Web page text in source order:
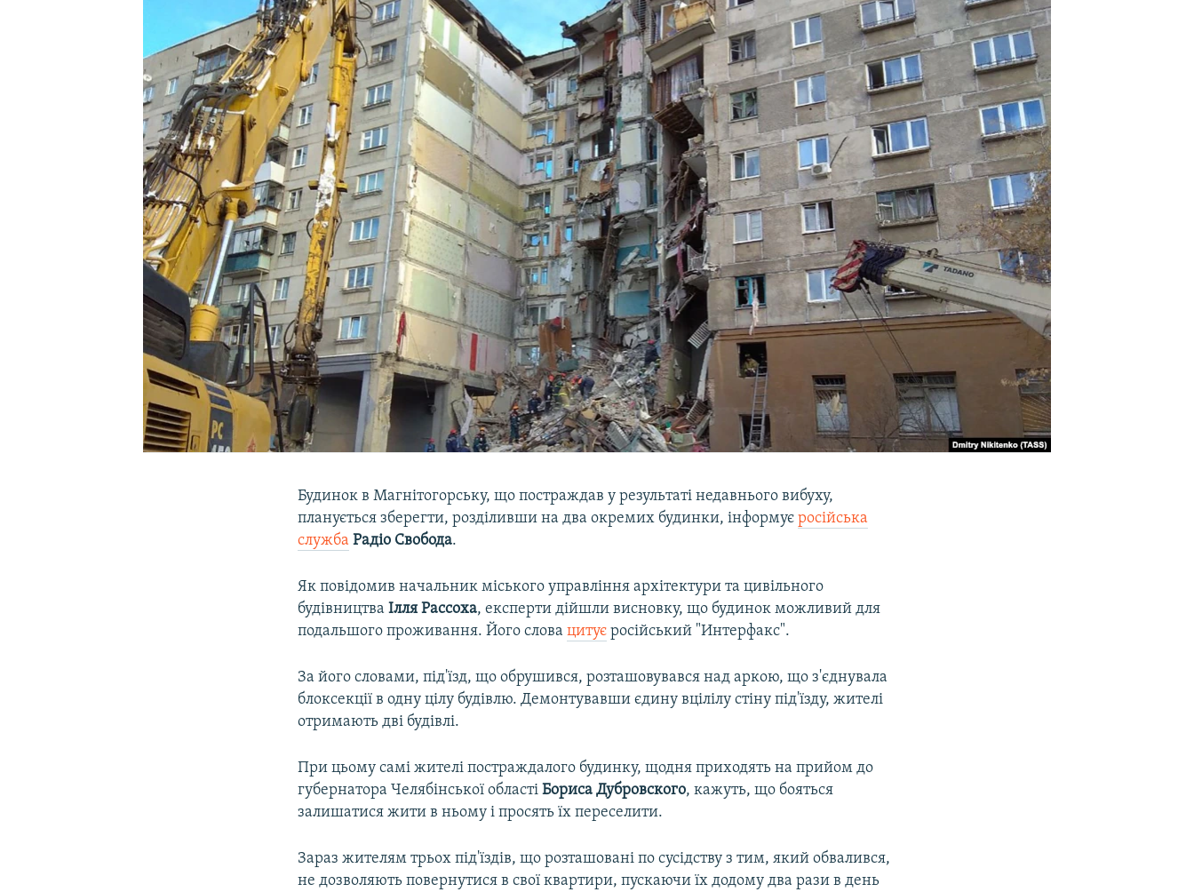
УКРАЇНСЬКА ПРОБЛЕМА КРИМУ
Будинок в Магнітогорську, що постраждав у результаті недавнього вибуху,
планується зберегти, розділивши на два окремих будинки, інформуєросійська
служба Радіо Свобода.
Як повідомив начальник міського управління архітектури та цивільного
будівництваІлля Рассоха, експерти дійшли висновку, що будинок можливий для
подальшого проживання. Його словацитує російський "Интерфакс".
За його словами, під'їзд, що обрушився, розташовувався над аркою, що з'єднувала
блоксекції в одну цілу будівлю. Демонтувавши єдину вцілілу стіну під'їзду, жителі
отримають дві будівлі.
При цьому самі жителі постраждалого будинку, щодня приходять на прийом до
губернатора Челябінської областіБориса Дубровского, кажуть, що бояться
залишатися жити в ньому і просять їх переселити.
Зараз жителям трьох під'їздів, що розташовані по сусідству з тим, який обвалився,
не дозволяють повернутися в свої квартири, пускаючи їх додому два рази в день